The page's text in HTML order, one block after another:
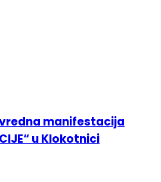
manifestacija
u Klokotnici